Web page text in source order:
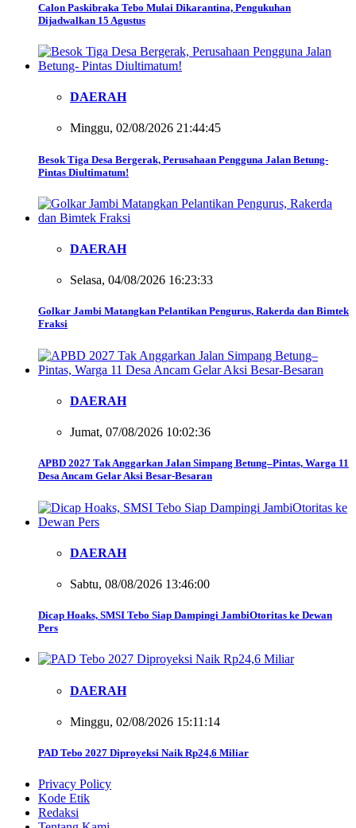
Calon Paskibraka Tebo Mulai Dikarantina, Pengukuhan
Dijadwalkan 15 Agustus
DAERAH
Minggu, 02/08/2026 21:44:45
Besok Tiga Desa Bergerak, Perusahaan Pengguna Jalan Betung-
Pintas Diultimatum!
DAERAH
Selasa, 04/08/2026 16:23:33
Golkar Jambi Matangkan Pelantikan Pengurus, Rakerda dan Bimtek
Fraksi
DAERAH
Jumat, 07/08/2026 10:02:36
APBD 2027 Tak Anggarkan Jalan Simpang Betung–Pintas, Warga 11
Desa Ancam Gelar Aksi Besar-Besaran
DAERAH
Sabtu, 08/08/2026 13:46:00
Dicap Hoaks, SMSI Tebo Siap Dampingi JambiOtoritas ke Dewan
Pers
DAERAH
Minggu, 02/08/2026 15:11:14
PAD Tebo 2027 Diproyeksi Naik Rp24,6 Miliar
Privacy Policy
Kode Etik
Redaksi